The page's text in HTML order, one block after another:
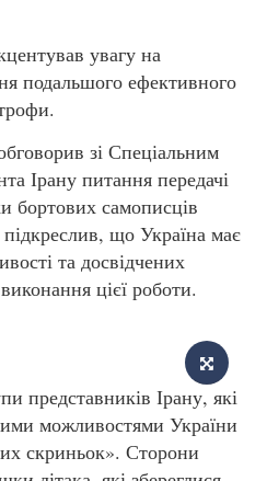
увагу на
подальшого ефективного
зі Спеціальним
Ірану питання передачі
бортових самописців
підкреслив, що Україна має
та досвідчених
цієї роботи.
представників Ірану, які
можливостями України
скриньок». Сторони